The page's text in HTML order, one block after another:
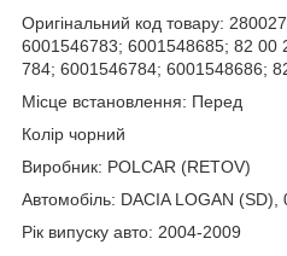
Оригінальний код товару:
6001546783; 6001548685; 82 00
784; 6001546784; 6001548686;
Місце встановлення: Перед
Колір чорний
Виробник: POLCAR (RETOV)
Автомобіль: DACIA LOGAN (SD),
Рік випуску авто: 2004-2009